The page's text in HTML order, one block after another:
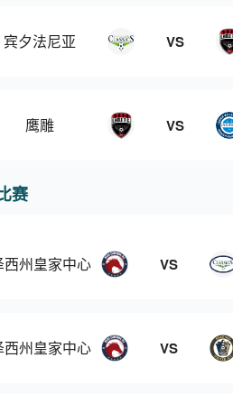
宾夕法尼亚 VS
鹰雕 VS
赛
西州皇家中心 VS
西州皇家中心 VS